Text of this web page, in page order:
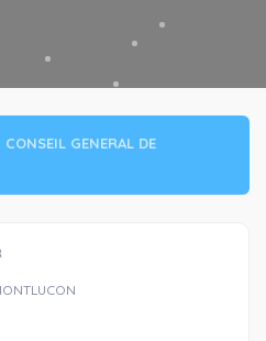
CONSEIL GENERAL DE